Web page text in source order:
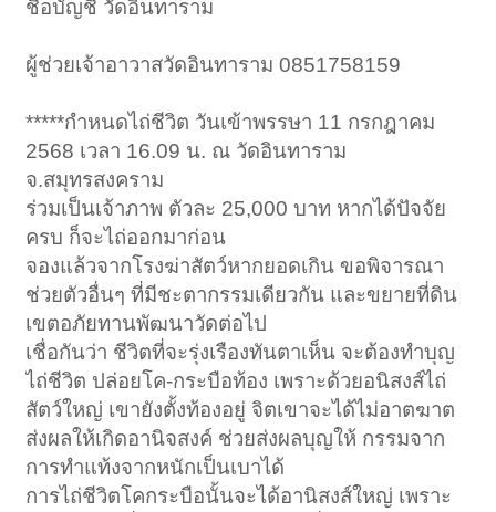
ชื่อบัญชี วัดอินทาราม
ผู้ช่วยเจ้าอาวาสวัดอินทาราม 0851758159
*****กำหนดไถ่ชีวิต วันเข้าพรรษา 11 กรกฎาคม
2568 เวลา 16.09 น. ณ วัดอินทาราม
จ.สมุทรสงคราม
ร่วมเป็นเจ้าภาพ ตัวละ 25,000 บาท หากได้ปัจจัย
ครบ ก็จะไถ่ออกมาก่อน
จองแล้วจากโรงฆ่าสัตว์หากยอดเกิน ขอพิจารณา
ช่วยตัวอื่นๆ ที่มีชะตากรรมเดียวกัน และขยายที่ดิน
เขตอภัยทานพัฒนาวัดต่อไป
เชื่อกันว่า ชีวิตที่จะรุ่งเรืองทันตาเห็น จะต้องทำบุญ
ไถ่ชีวิต ปล่อยโค-กระบือท้อง เพราะด้วยอนิสงส์ไถ่
สัตว์ใหญ่ เขายังตั้งท้องอยู่ จิตเขาจะได้ไม่อาตฆาต
ส่งผลให้เกิดอานิจสงค์ ช่วยส่งผลบุญให้ กรรมจาก
การทำแท้งจากหนักเป็นเบาได้
การไถ่ชีวิตโคกระบือนั้นจะได้อานิสงส์ใหญ่ เพราะ